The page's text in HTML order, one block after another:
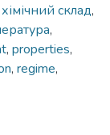
хімічний склад,
,
, properties,
, regime,